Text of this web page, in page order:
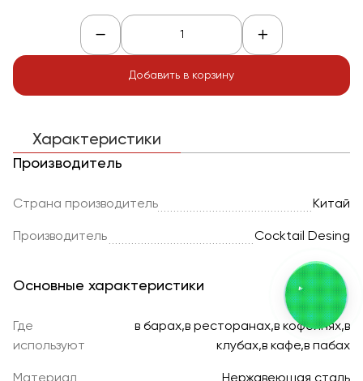
Добавить в корзину
Характеристики
Производитель
Страна производитель Китай
Производитель Cocktail Desing
Основные характеристики
Где
используют
в барах,в ресторанах,в кофейнях,в
клубах,в кафе,в пабах